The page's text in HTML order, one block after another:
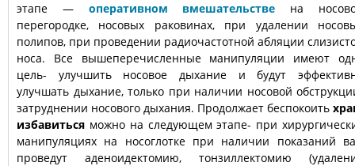
этапе — оперативном вмешательстве на
перегородке, носовых раковинах, при удалении
полипов, при проведении радиочастотной абляции
носа. Все вышеперечисленные манипуляции имеют
цель- улучшить носовое дыхание и будут
улучшать дыхание, только при наличии носовой
затруднении носового дыхания. Продолжает беспокоить
избавиться можно на следующем этапе- при
манипуляциях на носоглотке при наличии показаний
проведут аденоидектомию, тонзиллектомию